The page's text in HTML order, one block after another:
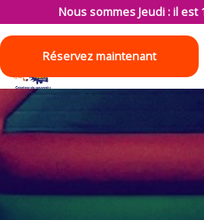
Nous sommes Jeudi : il est
Réservez maintenant